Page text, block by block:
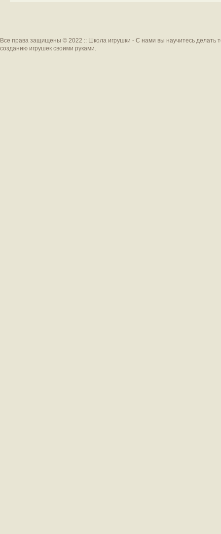
Все права защищены © 2022 :: Школа игрушки - С нами вы научитесь делать
созданию игрушек своими руками.